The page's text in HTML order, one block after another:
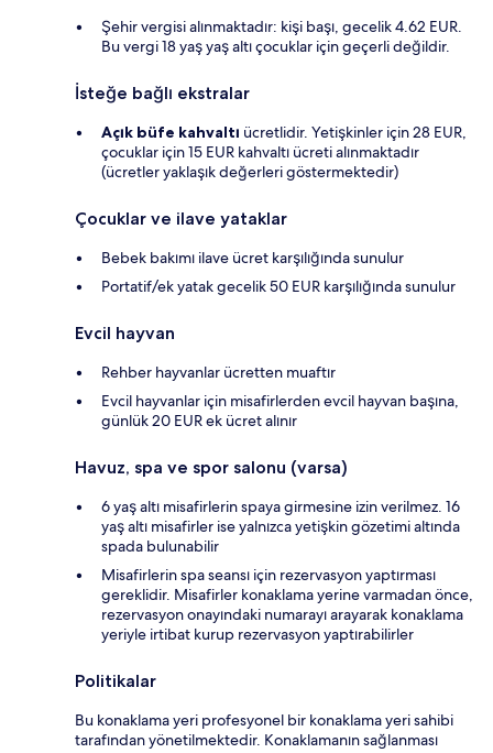
Şehir vergisi alınmaktadır: kişi başı, gecelik 4.62 EUR.
Bu vergi 18 yaş yaş altı çocuklar için geçerli değildir.
İsteğe bağlı ekstralar
Açık büfe kahvaltı ücretlidir. Yetişkinler için 28 EUR,
çocuklar için 15 EUR kahvaltı ücreti alınmaktadır
(ücretler yaklaşık değerleri göstermektedir)
Çocuklar ve ilave yataklar
Bebek bakımı ilave ücret karşılığında sunulur
Portatif/ek yatak gecelik 50 EUR karşılığında sunulur
Evcil hayvan
Rehber hayvanlar ücretten muaftır
Evcil hayvanlar için misafirlerden evcil hayvan başına,
günlük 20 EUR ek ücret alınır
Havuz, spa ve spor salonu (varsa)
6 yaş altı misafirlerin spaya girmesine izin verilmez. 16
yaş altı misafirler ise yalnızca yetişkin gözetimi altında
spada bulunabilir
Misafirlerin spa seansı için rezervasyon yaptırması
gereklidir. Misafirler konaklama yerine varmadan önce,
rezervasyon onayındaki numarayı arayarak konaklama
yeriyle irtibat kurup rezervasyon yaptırabilirler
Politikalar
Bu konaklama yeri profesyonel bir konaklama yeri sahibi
tarafından yönetilmektedir. Konaklamanın sağlanması